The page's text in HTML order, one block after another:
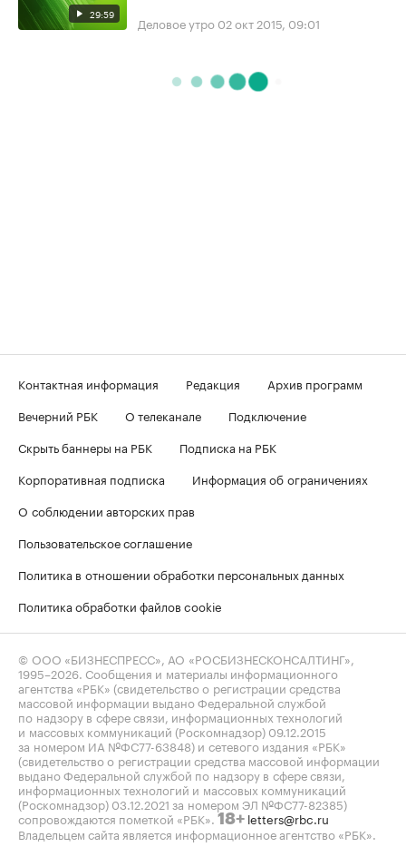
29:59 Деловое утро 02 окт 2015, 09:01
Контактная информация Редакция
Архив программ
Вечерний РБК
О телеканале
Подключение
Скрыть баннеры на РБК
Подписка на РБК
Корпоративная подписка
Информация об ограничениях
О соблюдении авторских прав
Пользовательское соглашение
Политика в отношении обработки персональных данных
Политика обработки файлов cookie
© ООО «БИЗНЕСПРЕСС», АО «РОСБИЗНЕСКОНСАЛТИНГ»,
1995–2026 . Сообщения и материалы информационного
агентства «РБК» (свидетельство о регистрации средства
массовой информации выдано Федеральной службой
по надзору в сфере связи, информационных технологий
и массовых коммуникаций (Роскомнадзор) 09.12.2015
за номером ИА №ФС77-63848) и сетевого издания «РБК»
(свидетельство о регистрации средства массовой информации
выдано Федеральной службой по надзору в сфере связи,
информационных технологий и массовых коммуникаций
(Роскомнадзор) 03.12.2021 за номером ЭЛ №ФС77-82385)
сопровождаются пометкой «РБК». 18+ letters@rbc.ru
Владельцем сайта является информационное агентство «РБК».